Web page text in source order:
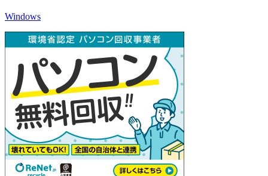
Windows